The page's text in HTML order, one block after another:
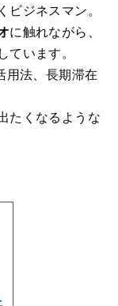
ジネスマン。
に触れながら、
ています。
用法、長期滞在
たくなるような